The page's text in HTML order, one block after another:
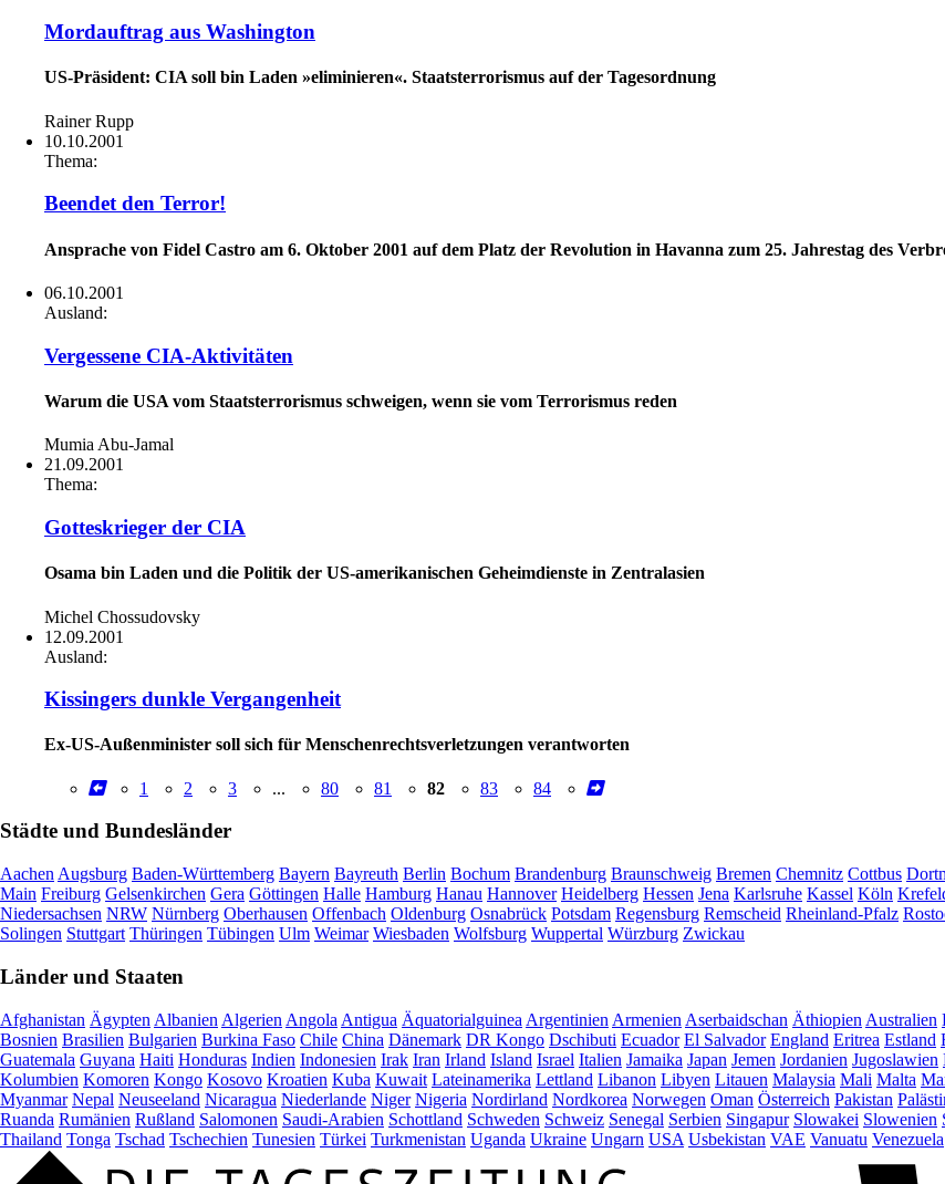
Mordauftrag aus Washington
US-Präsident: CIA soll bin Laden »eliminieren«. Staatsterrorismus auf der Tagesordnung
Rainer Rupp
10.10.2001
Thema:
Beendet den Terror!
Ansprache von Fidel Castro am 6. Oktober 2001 auf dem Platz der Revolution in Havanna zum 25. Jahrestag des
06.10.2001
Ausland:
Vergessene CIA-Aktivitäten
Warum die USA vom Staatsterrorismus schweigen, wenn sie vom Terrorismus reden
Mumia Abu-Jamal
21.09.2001
Thema:
Gotteskrieger der CIA
Osama bin Laden und die Politik der US-amerikanischen Geheimdienste in Zentralasien
Michel Chossudovsky
12.09.2001
Ausland:
Kissingers dunkle Vergangenheit
Ex-US-Außenminister soll sich für Menschenrechtsverletzungen verantworten
1 2 3 ... 80 81 82 83 84
Städte und Bundesländer
Aachen Augsburg Baden-Württemberg Bayern Bayreuth Berlin Bochum Brandenburg Braunschweig Bremen Chemnitz Cottbus
Main Freiburg Gelsenkirchen Gera Göttingen Halle Hamburg Hanau Hannover Heidelberg Hessen Jena Karlsruhe Kassel Köln
Niedersachsen NRW Nürnberg Oberhausen Offenbach Oldenburg Osnabrück Potsdam Regensburg Remscheid Rheinland-Pfalz
Solingen Stuttgart Thüringen Tübingen Ulm Weimar Wiesbaden Wolfsburg Wuppertal Würzburg Zwickau
Länder und Staaten
Afghanistan Ägypten Albanien Algerien Angola Antigua Äquatorialguinea Argentinien Armenien Aserbaidschan Äthiopien Australien
Bosnien Brasilien Bulgarien Burkina Faso Chile China Dänemark DR Kongo Dschibuti Ecuador El Salvador England Eritrea Estland
Guatemala Guyana Haiti Honduras Indien Indonesien Irak Iran Irland Island Israel Italien Jamaika Japan Jemen Jordanien Jugoslawien
Kolumbien Komoren Kongo Kosovo Kroatien Kuba Kuwait Lateinamerika Lettland Libanon Libyen Litauen Malaysia Mali Malta
Myanmar Nepal Neuseeland Nicaragua Niederlande Niger Nigeria Nordirland Nordkorea Norwegen Oman Österreich Pakistan
Ruanda Rumänien Rußland Salomonen Saudi-Arabien Schottland Schweden Schweiz Senegal Serbien Singapur Slowakei Slowenien
Thailand Tonga Tschad Tschechien Tunesien Türkei Turkmenistan Uganda Ukraine Ungarn USA Usbekistan VAE Vanuatu Venezuela